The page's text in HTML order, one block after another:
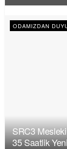
ODAMIZDAN
SRC3
35 Saatlik